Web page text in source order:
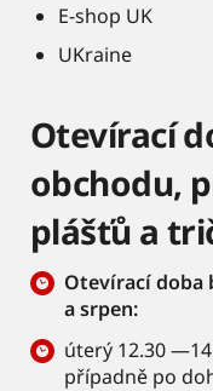
E-shop UK
UKraine
Otevírací
obchodu,
plášťů a
Otevírací doba
a srpen:
úterý 12.30
případně po